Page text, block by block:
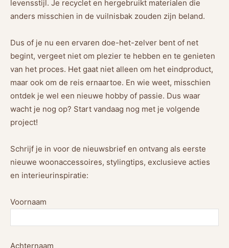
levensstijl. Je recyclet en hergebruikt materialen die
anders misschien in de vuilnisbak zouden zijn beland.
Dus of je nu een ervaren doe-het-zelver bent of net
begint, vergeet niet om plezier te hebben en te genieten
van het proces. Het gaat niet alleen om het eindproduct,
maar ook om de reis ernaartoe. En wie weet, misschien
ontdek je wel een nieuwe hobby of passie. Dus waar
wacht je nog op? Start vandaag nog met je volgende
project!
Schrijf je in voor de nieuwsbrief en ontvang als eerste
nieuwe woonaccessoires, stylingtips, exclusieve acties
en interieurinspiratie:
Voornaam
Achternaam